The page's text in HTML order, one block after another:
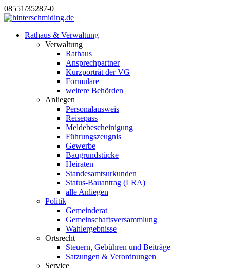
08551/35287-0
Rathaus & Verwaltung
Verwaltung
Rathaus
Ansprechpartner
Kurzporträt der VG
Formulare
weitere Behörden
Anliegen
Personalausweis
Reisepass
Meldebescheinigung
Führungszeugnis
Gewerbe
Baugrundstücke
Heiraten
Standesamtsurkunden
Status-Bauantrag (LRA)
alle Anliegen
Politik
Gemeinderat
Gemeinschaftsversammlung
Wahlergebnisse
Ortsrecht
Steuern, Gebühren und Beiträge
Satzungen & Verordnungen
Service